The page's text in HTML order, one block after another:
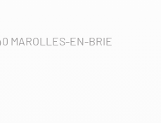
MAROLLES-EN-BRIE